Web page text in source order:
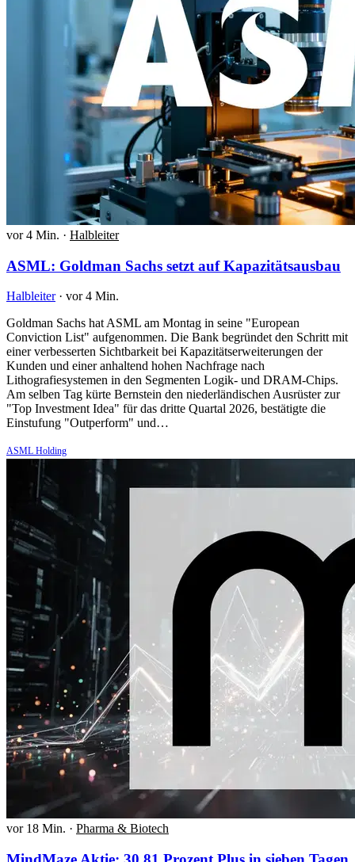
vor 4 Min. · Halbleiter
ASML: Goldman Sachs setzt auf Kapazitätsausbau
Halbleiter · vor 4 Min.
Goldman Sachs hat ASML am Montag in seine "European
Conviction List" aufgenommen. Die Bank begründet den Schritt mit
einer verbesserten Sichtbarkeit bei Kapazitätserweiterungen der
Kunden und einer anhaltend hohen Nachfrage nach
Lithografiesystemen in den Segmenten Logik- und DRAM-Chips.
Am selben Tag kürte Bernstein den niederländischen Ausrüster zur
"Top Investment Idea" für das dritte Quartal 2026, bestätigte die
Einstufung "Outperform" und…
ASML Holding
vor 18 Min. · Pharma & Biotech